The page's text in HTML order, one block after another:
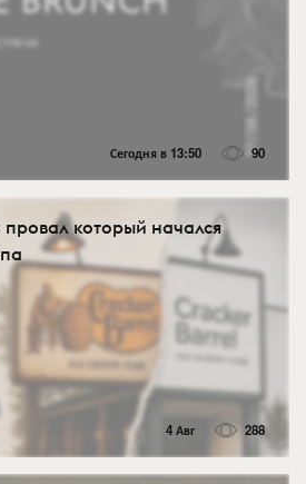
Сегодня в 13:50 90
который начался
4 Авг 288